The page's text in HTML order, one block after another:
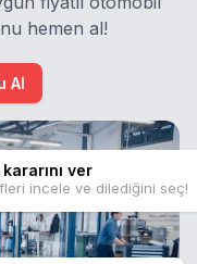
hemen al!
Al
ver
incele ve dilediğini seç!